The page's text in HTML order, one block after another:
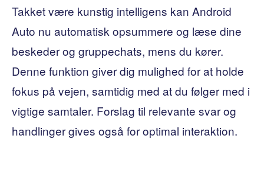
Takket være kunstig intelligens kan Android
Auto nu automatisk opsummere og læse dine
beskeder og gruppechats, mens du kører.
Denne funktion giver dig mulighed for at holde
fokus på vejen, samtidig med at du følger med i
vigtige samtaler. Forslag til relevante svar og
handlinger gives også for optimal interaktion.